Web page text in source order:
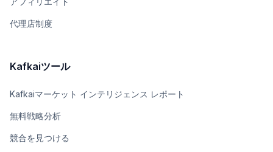
代理店制度
Kafkaiツール
Kafkaiマーケット インテリジェンス レポート
無料戦略分析
競合を見つける